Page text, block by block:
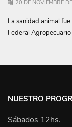
20 DE NOVIEMBRE
La sanidad animal
Federal
NUESTRO
Sábados 12hs.